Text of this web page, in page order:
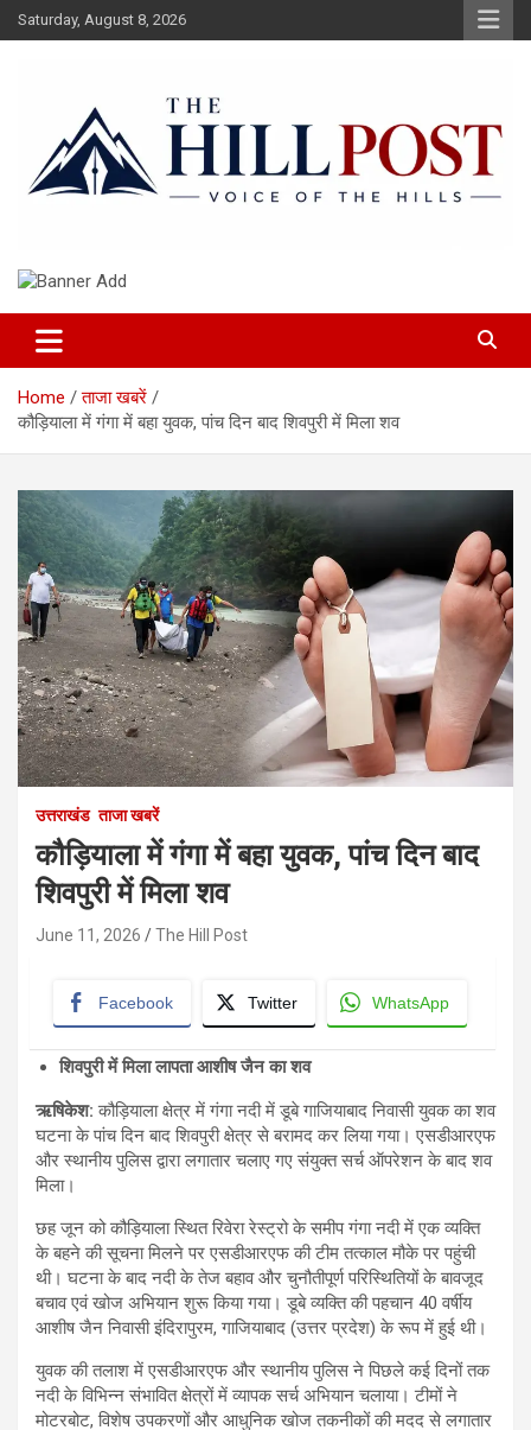
Skip
to
Saturday, August 8, 2026
The Hillpost
Home
ताजा खबरें
कौड़ियाला में गंगा में बहा युवक, पांच दिन बाद शिवपुरी में मिला शव
उत्तराखंड ताजा खबरें
कौड़ियाला में गंगा में बहा युवक, पांच दिन बाद
शिवपुरी में मिला शव
June 11, 2026 The Hill Post
Facebook Twitter WhatsApp
शिवपुरी में मिला लापता आशीष जैन का शव
ऋषिकेश: कौड़ियाला क्षेत्र में गंगा नदी में डूबे गाजियाबाद निवासी युवक का शव
घटना के पांच दिन बाद शिवपुरी क्षेत्र से बरामद कर लिया गया। एसडीआरएफ
और स्थानीय पुलिस द्वारा लगातार चलाए गए संयुक्त सर्च ऑपरेशन के बाद शव
मिला।
छह जून को कौड़ियाला स्थित रिवेरा रेस्ट्रो के समीप गंगा नदी में एक व्यक्ति
के बहने की सूचना मिलने पर एसडीआरएफ की टीम तत्काल मौके पर पहुंची
थी। घटना के बाद नदी के तेज बहाव और चुनौतीपूर्ण परिस्थितियों के बावजूद
बचाव एवं खोज अभियान शुरू किया गया। डूबे व्यक्ति की पहचान 40 वर्षीय
आशीष जैन निवासी इंदिरापुरम, गाजियाबाद (उत्तर प्रदेश) के रूप में हुई थी।
युवक की तलाश में एसडीआरएफ और स्थानीय पुलिस ने पिछले कई दिनों तक
नदी के विभिन्न संभावित क्षेत्रों में व्यापक सर्च अभियान चलाया। टीमों ने
मोटरबोट, विशेष उपकरणों और आधुनिक खोज तकनीकों की मदद से लगातार